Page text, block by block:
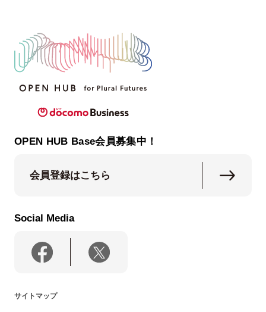
OPEN HUB Base会員募集中！
会員登録はこちら
Social Media
サイトマップ